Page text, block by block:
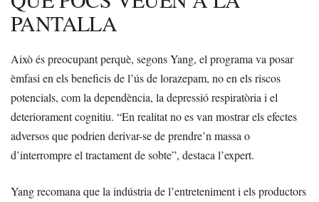
PANTALLA
Això és preocupant perquè, segons Yang, el programa va posar
èmfasi en els beneficis de l’ús de lorazepam, no en els riscos
potencials, com la dependència, la depressió respiratòria i el
deteriorament cognitiu. “En realitat no es van mostrar els efectes
adversos que podrien derivar-se de prendre’n massa o
d’interrompre el tractament de sobte”, destaca l’expert.
Yang recomana que la indústria de l’entreteniment i els productors